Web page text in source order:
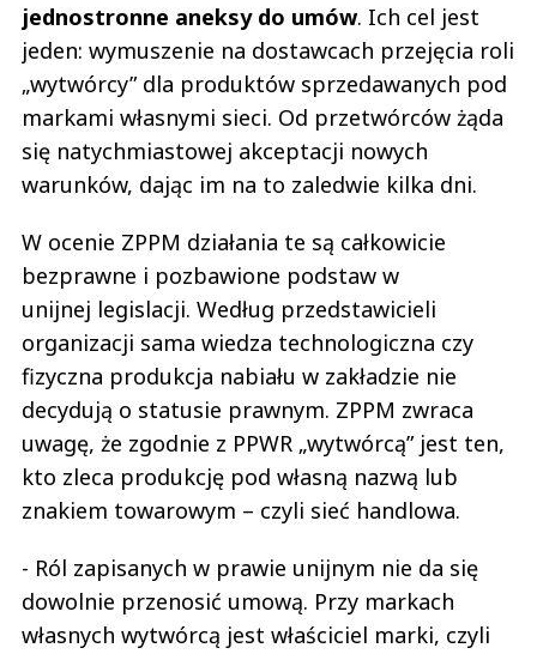
jednostronne aneksy do umów. Ich cel jest
jeden: wymuszenie na dostawcach przejęcia roli
„wytwórcy” dla produktów sprzedawanych pod
markami własnymi sieci. Od przetwórców żąda
się natychmiastowej akceptacji nowych
warunków, dając im na to zaledwie kilka dni.
W ocenie ZPPM działania te są całkowicie
bezprawne i pozbawione podstaw w
unijnej legislacji. Według przedstawicieli
organizacji sama wiedza technologiczna czy
fizyczna produkcja nabiału w zakładzie nie
decydują o statusie prawnym. ZPPM zwraca
uwagę, że zgodnie z PPWR „wytwórcą” jest ten,
kto zleca produkcję pod własną nazwą lub
znakiem towarowym – czyli sieć handlowa.
- Ról zapisanych w prawie unijnym nie da się
dowolnie przenosić umową. Przy markach
własnych wytwórcą jest właściciel marki, czyli